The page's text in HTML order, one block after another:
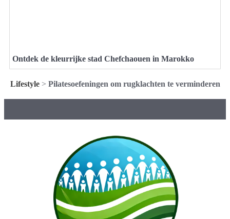
Ontdek de kleurrijke stad Chefchaouen in Marokko
Lifestyle> Pilatesoefeningen om rugklachten te verminderen